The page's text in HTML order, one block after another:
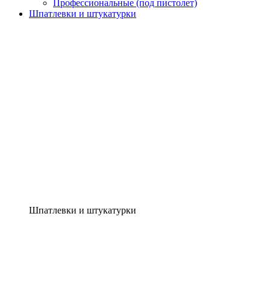
Профессиональные (под пистолет)
Шпатлевки и штукатурки
Шпатлевки и штукатурки